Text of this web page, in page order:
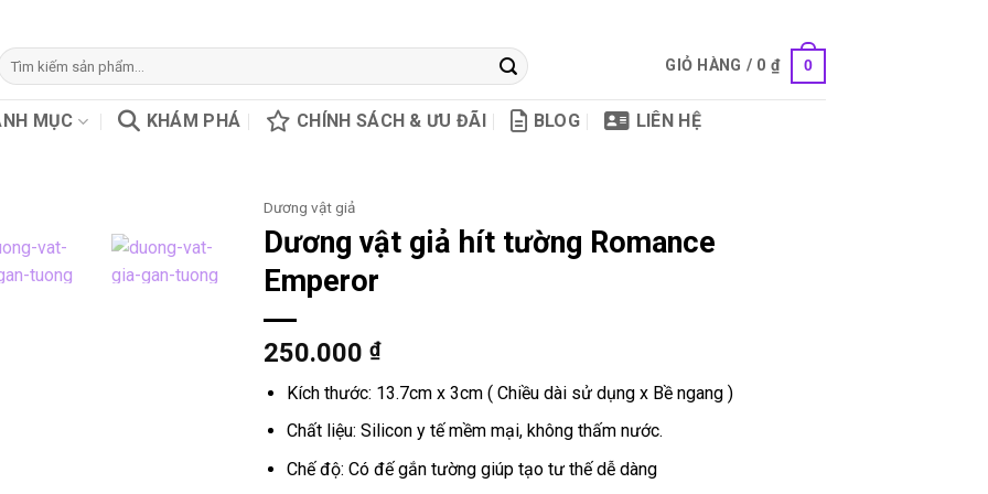
Tìm
kiếm:
GIỎ HÀNG / 0₫ 0
MỤC KHÁM PHÁ CHÍNH SÁCH & ƯU ĐÃI BLOG LIÊN HỆ
Dương vật giả
Dương vật giả hít tường Romance
Emperor
250.000 ₫
Kích thước: 13.7cm x 3cm ( Chiều dài sử dụng x Bề ngang )
Chất liệu: Silicon y tế mềm mại, không thấm nước.
Chế độ: Có đế gắn tường giúp tạo tư thế dễ dàng